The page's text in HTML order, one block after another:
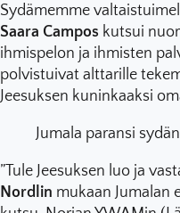
Sydämemme
Saara Campos kutsui
ihmispelon ja ihmisten
polvistuivat alttarille
Jeesuksen kuninkaaksi
Jumala paransi
”Tule Jeesuksen luo ja
Nordlin mukaan Jumalan